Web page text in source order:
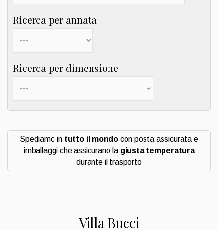
Ricerca per annata
Ricerca per dimensione
Spediamo in tutto il mondo con posta assicurata e
imballaggi che assicurano la giusta temperatura
durante il trasporto
Villa Bucci